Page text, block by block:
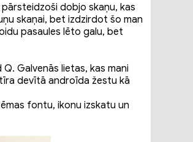
dobjo skaņu, kas
skaņai, bet izdzirdot šo man
pasaules lēto galu, bet
Galvenās lietas, kas mani
devītā androīda žestu kā
fontu, ikonu izskatu un